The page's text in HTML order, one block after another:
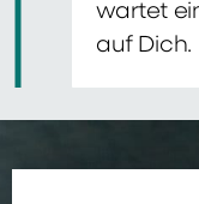
wartet
auf Dich.